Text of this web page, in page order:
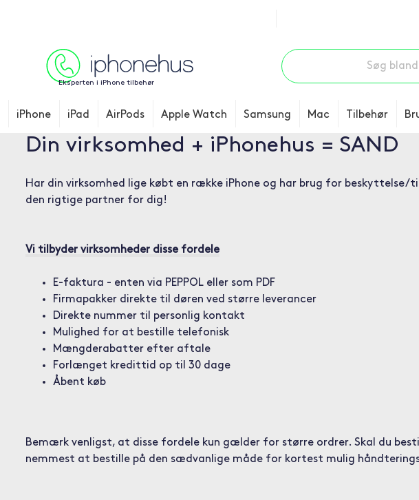
Eksperten i iPhone tilbehør
iPhone iPad AirPods Apple Watch Samsung Mac Tilbehør
Din virksomhed + iPhonehus = SAND
Har din virksomhed lige købt en række iPhone og har brug for beskyttelse/
den rigtige partner for dig!
Vi tilbyder virksomheder disse fordele
E-faktura - enten via PEPPOL eller som PDF
Firmapakker direkte til døren ved større leverancer
Direkte nummer til personlig kontakt
Mulighed for at bestille telefonisk
Mængderabatter efter aftale
Forlænget kredittid op til 30 dage
Åbent køb
Bemærk venligst, at disse fordele kun gælder for større ordrer. Skal du
nemmest at bestille på den sædvanlige måde for kortest mulig